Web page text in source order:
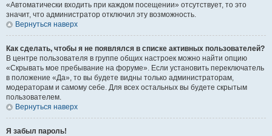
«Автоматически входить при каждом посещении» отсутствует, то это
значит, что администратор отключил эту возможность.
Вернуться наверх
Как сделать, чтобы я не появлялся в списке активных пользователей?
В центре пользователя в группе общих настроек можно найти опцию
«Скрывать мое пребывание на форуме». Если установить переключатель
в положение «Да», то вы будете видны только администраторам,
модераторам и самому себе. Для всех остальных вы будете скрытым
пользователем.
Вернуться наверх
Я забыл пароль!